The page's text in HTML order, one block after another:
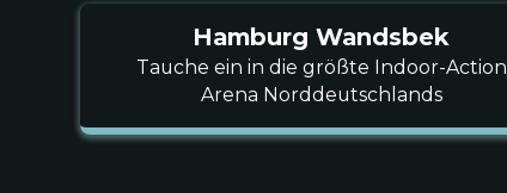
Hamburg Wandsbek
Tauche ein in die größte Indoor-Action
Arena Norddeutschlands